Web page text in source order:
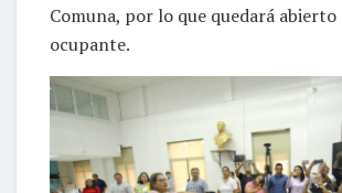
Comuna, por lo que quedará abierto
ocupante.